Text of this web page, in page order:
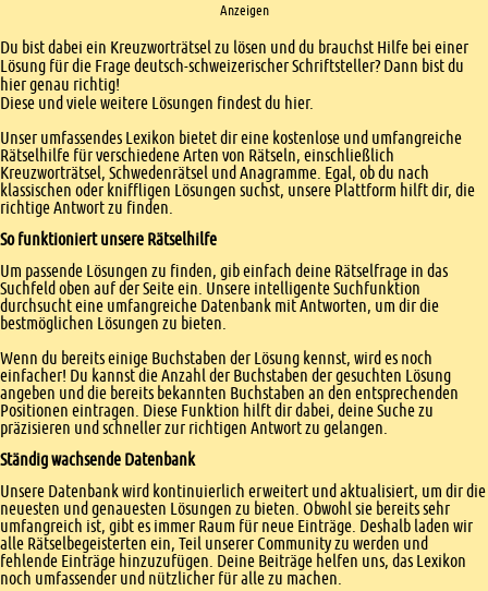
Anzeigen
Einleitung
Du bist dabei ein Kreuzworträtsel zu lösen und du brauchst Hilfe bei einer
Lösung für die Frage deutsch-schweizerischer Schriftsteller? Dann bist du
hier genau richtig!
Diese und viele weitere Lösungen findest du hier.
Unser umfassendes Lexikon bietet dir eine kostenlose und umfangreiche
Rätselhilfe für verschiedene Arten von Rätseln, einschließlich
Kreuzworträtsel, Schwedenrätsel und Anagramme. Egal, ob du nach
klassischen oder kniffligen Lösungen suchst, unsere Plattform hilft dir, die
richtige Antwort zu finden.
So funktioniert unsere Rätselhilfe
Um passende Lösungen zu finden, gib einfach deine Rätselfrage in das
Suchfeld oben auf der Seite ein. Unsere intelligente Suchfunktion
durchsucht eine umfangreiche Datenbank mit Antworten, um dir die
bestmöglichen Lösungen zu bieten.
Wenn du bereits einige Buchstaben der Lösung kennst, wird es noch
einfacher! Du kannst die Anzahl der Buchstaben der gesuchten Lösung
angeben und die bereits bekannten Buchstaben an den entsprechenden
Positionen eintragen. Diese Funktion hilft dir dabei, deine Suche zu
präzisieren und schneller zur richtigen Antwort zu gelangen.
Ständig wachsende Datenbank
Unsere Datenbank wird kontinuierlich erweitert und aktualisiert, um dir die
neuesten und genauesten Lösungen zu bieten. Obwohl sie bereits sehr
umfangreich ist, gibt es immer Raum für neue Einträge. Deshalb laden wir
alle Rätselbegeisterten ein, Teil unserer Community zu werden und
fehlende Einträge hinzuzufügen. Deine Beiträge helfen uns, das Lexikon
noch umfassender und nützlicher für alle zu machen.